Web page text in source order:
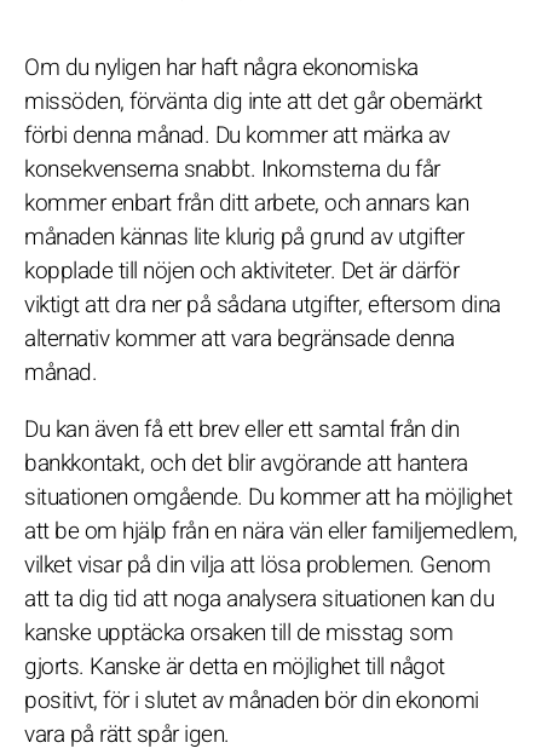
Om du nyligen har haft några ekonomiska
missöden, förvänta dig inte att det går obemärkt
förbi denna månad. Du kommer att märka av
konsekvenserna snabbt. Inkomsterna du får
kommer enbart från ditt arbete, och annars kan
månaden kännas lite klurig på grund av utgifter
kopplade till nöjen och aktiviteter. Det är därför
viktigt att dra ner på sådana utgifter, eftersom dina
alternativ kommer att vara begränsade denna
månad.
Du kan även få ett brev eller ett samtal från din
bankkontakt, och det blir avgörande att hantera
situationen omgående. Du kommer att ha möjlighet
att be om hjälp från en nära vän eller familjemedlem,
vilket visar på din vilja att lösa problemen. Genom
att ta dig tid att noga analysera situationen kan du
kanske upptäcka orsaken till de misstag som
gjorts. Kanske är detta en möjlighet till något
positivt, för i slutet av månaden bör din ekonomi
vara på rätt spår igen.